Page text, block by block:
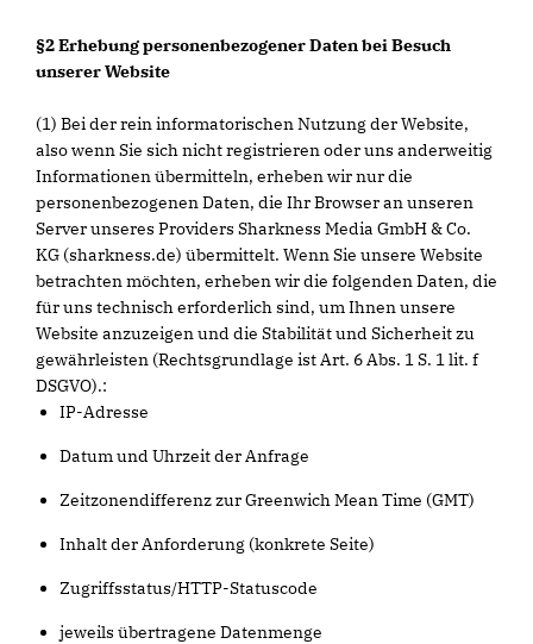
§2 Erhebung personenbezogener Daten bei Besuch
unserer Website
(1) Bei der rein informatorischen Nutzung der Website,
also wenn Sie sich nicht registrieren oder uns anderweitig
Informationen übermitteln, erheben wir nur die
personenbezogenen Daten, die Ihr Browser an unseren
Server unseres Providers Sharkness Media GmbH & Co.
KG (sharkness.de) übermittelt. Wenn Sie unsere Website
betrachten möchten, erheben wir die folgenden Daten, die
für uns technisch erforderlich sind, um Ihnen unsere
Website anzuzeigen und die Stabilität und Sicherheit zu
gewährleisten (Rechtsgrundlage ist Art. 6 Abs. 1 S. 1 lit. f
DSGVO).:
IP-Adresse
Datum und Uhrzeit der Anfrage
Zeitzonendifferenz zur Greenwich Mean Time (GMT)
Inhalt der Anforderung (konkrete Seite)
Zugriffsstatus/HTTP-Statuscode
jeweils übertragene Datenmenge